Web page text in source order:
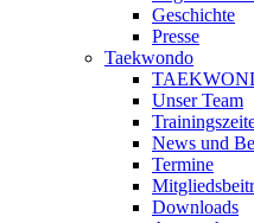
Geschichte
Presse
Taekwondo
Unser Team
News und
Termine
Downloads